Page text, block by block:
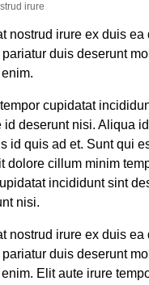
irure
nostrud irure ex duis ea
duis deserunt
cupidatat
id deserunt nisi. Aliqua
id quis ad et. Sunt qui
dolore cillum minim
incididunt sint
nisi.
nostrud irure ex duis ea
duis deserunt
Elit aute irure